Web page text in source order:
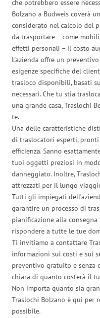
che potrebbero essere
Bolzano a Budweis coverà
considerato nel calcolo del
da trasportare – come
effetti personali – il costo
L’azienda offre un
esigenze specifiche del
trasloco disponibili, basati
necessari. Che tu stia
una grande casa, Traslochi
te.
Una delle caratteristiche
di traslocatori esperti,
efficienza. Sanno
tuoi oggetti preziosi in
danneggiato. Inoltre,
attrezzati per il lungo
Tutti gli impiegati
garantire un processo di
pianificazione alla
rispondere a tutte le tue
Ti invitiamo a contattare
informazioni sui costi e sui
preventivo gratuito e senza
chiara di quanto costerà il
Non importa quanto sia
Traslochi Bolzano è qui per
possibile.